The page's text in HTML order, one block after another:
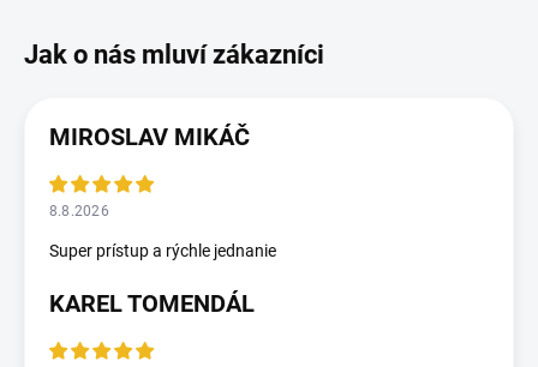
MIROSLAV MIKÁČ
8.8.2026
Super prístup a rýchle jednanie
KAREL TOMENDÁL